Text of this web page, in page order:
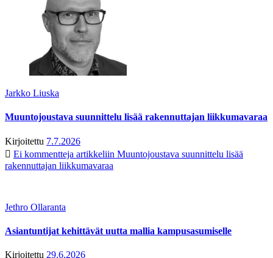
Jarkko Liuska
Muuntojoustava suunnittelu lisää rakennuttajan liikkumavaraa
Kirjoitettu 7.7.2026
Ei kommentteja artikkeliin Muuntojoustava suunnittelu lisää
rakennuttajan liikkumavaraa
Jethro Ollaranta
Asiantuntijat kehittävät uutta mallia kampusasumiselle
Kirjoitettu 29.6.2026